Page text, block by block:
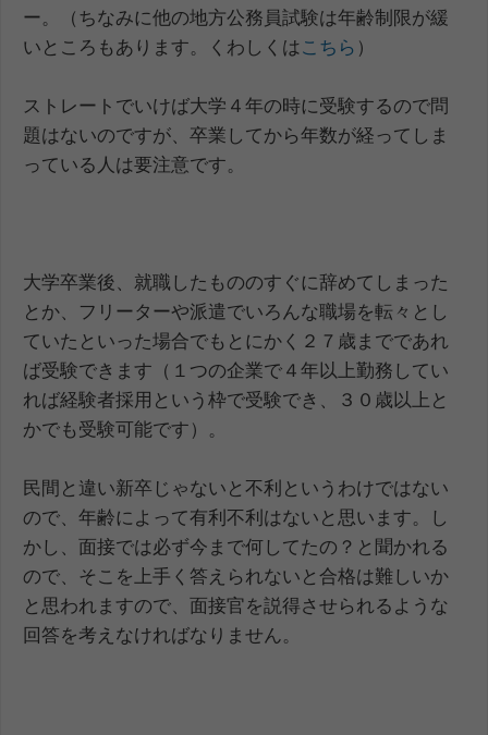
ー。（ちなみに他の地方公務員試験は年齢制限が緩
いところもあります。くわしくはこちら ）
ストレートでいけば大学４年の時に受験するので問
題はないのですが、卒業してから年数が経ってしま
っている人は要注意です。
大学卒業後、就職したもののすぐに辞めてしまった
とか、フリーターや派遣でいろんな職場を転々とし
ていたといった場合でもとにかく２７歳までであれ
ば受験できます（１つの企業で４年以上勤務してい
れば経験者採用という枠で受験でき、３０歳以上と
かでも受験可能です）。
民間と違い新卒じゃないと不利というわけではない
ので、年齢によって有利不利はないと思います。し
かし、面接では必ず今まで何してたの？と聞かれる
ので、そこを上手く答えられないと合格は難しいか
と思われますので、面接官を説得させられるような
回答を考えなければなりません。